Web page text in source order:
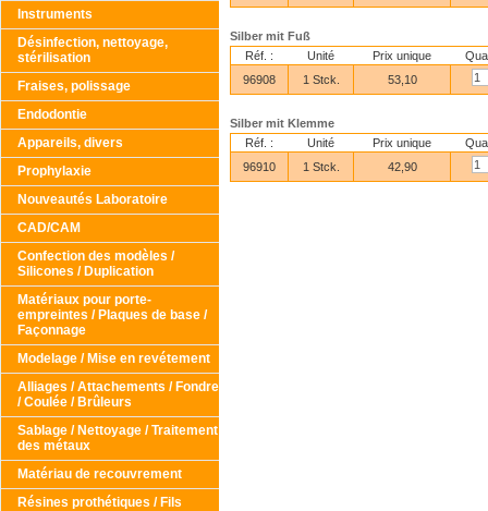
Instruments
Désinfection, nettoyage,
stérilisation
Fraises, polissage
Endodontie
Appareils, divers
Prophylaxie
Nouveautés Laboratoire
CAD/CAM
Confection des modèles /
Silicones / Duplication
Matériaux pour porte-
empreintes / Plaques de base /
Façonnage
Modelage / Mise en revétement
Alliages / Attachements / Fondre
/ Coulée / Brûleurs
Sablage / Nettoyage / Traitement
des métaux
Matériau de recouvrement
Résines prothétiques / Fils
Silber mit Fuß
Réf. :
Unité Prix unique
96908
1 Stck. 53,10
Silber mit Klemme
Réf. :
Unité Prix unique
96910
1 Stck. 42,90